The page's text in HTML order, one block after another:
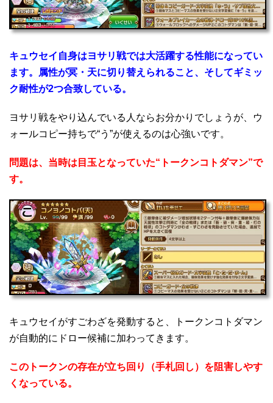
キュウセイ自身はヨサリ戦では大活躍する性能になってい
ます。属性が冥・天に切り替えられること、そしてギミッ
ク耐性が2つ合致している。
ヨサリ戦をやり込んでいる人ならお分かりでしょうが、ウ
ォールコピー持ちで“う”が使えるのは心強いです。
問題は、当時は目玉となっていた“トークンコトダマン”で
す。
キュウセイがすごわざを発動すると、トークンコトダマン
が自動的にドロー候補に加わってきます。
このトークンの存在が立ち回り（手札回し）を阻害しやす
くなっている。